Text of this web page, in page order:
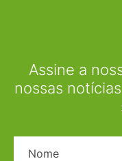
Assine a
nossas